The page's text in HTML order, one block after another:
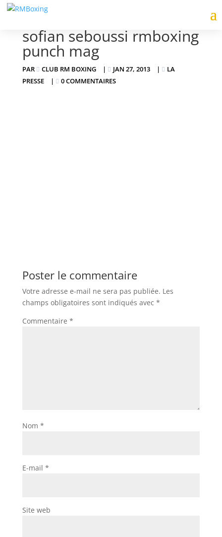
sofian seboussi rmboxing
punch mag
PAR CLUB RM BOXING | JAN 27, 2013 |
LA
PRESSE
| 0 COMMENTAIRES
Poster le commentaire
Votre adresse e-mail ne sera pas publiée. Les
champs obligatoires sont indiqués avec *
Commentaire *
Nom *
E-mail *
Site web